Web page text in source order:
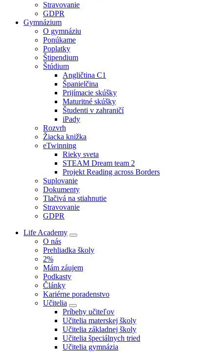
Stravovanie
GDPR
Gymnázium
O gymnáziu
Ponúkame
Poplatky
Štipendium
Štúdium
Angličtina C1
Španielčina
Prijímacie skúšky
Maturitné skúšky
Študenti v zahraničí
iPady
Rozvrh
Žiacka knižka
eTwinning
Rieky sveta
STEAM Dream team 2
Projekt Reading across Borders
Suplovanie
Dokumenty
Tlačivá na stiahnutie
Stravovanie
GDPR
Life Academy
O nás
Prehliadka školy
2%
Mám záujem
Podkasty
Články
Kariérne poradenstvo
Učitelia
Príbehy učiteľov
Učitelia materskej školy
Učitelia základnej školy
Učitelia špeciálnych tried
Učitelia gymnázia